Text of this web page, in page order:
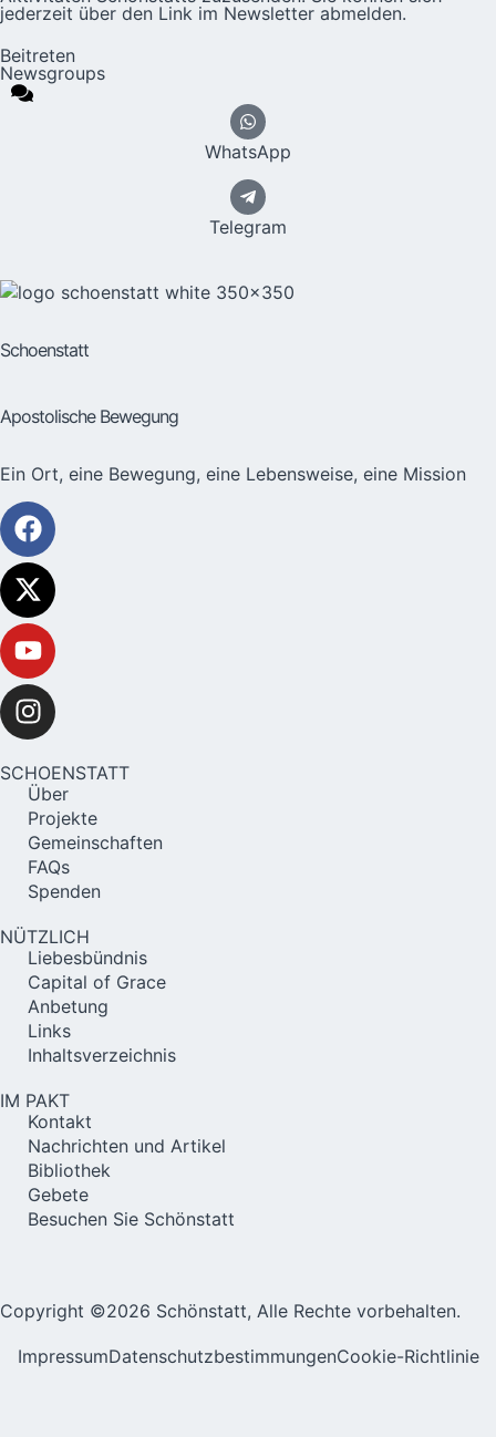
jederzeit über den Link im Newsletter abmelden.
Beitreten
Newsgroups
WhatsApp
Telegram
Schoenstatt
Apostolische Bewegung
Ein Ort, eine Bewegung, eine Lebensweise, eine Mission
SCHOENSTATT
Über
Projekte
Gemeinschaften
FAQs
Spenden
NÜTZLICH
Liebesbündnis
Capital of Grace
Anbetung
Links
Inhaltsverzeichnis
IM PAKT
Kontakt
Nachrichten und Artikel
Bibliothek
Gebete
Besuchen Sie Schönstatt
Copyright ©2026 Schönstatt, Alle Rechte vorbehalten.
ImpressumDatenschutzbestimmungenCookie-Richtlinie